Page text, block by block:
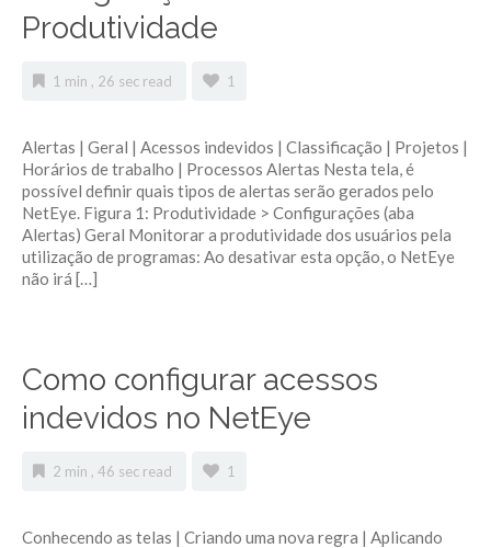
Produtividade
1 min , 26 sec read 1
Alertas | Geral | Acessos indevidos | Classificação | Projetos |
Horários de trabalho | Processos Alertas Nesta tela, é
possível definir quais tipos de alertas serão gerados pelo
NetEye. Figura 1: Produtividade > Configurações (aba
Alertas) Geral Monitorar a produtividade dos usuários pela
utilização de programas: Ao desativar esta opção, o NetEye
não irá […]
Como configurar acessos
indevidos no NetEye
2 min , 46 sec read 1
Conhecendo as telas | Criando uma nova regra | Aplicando